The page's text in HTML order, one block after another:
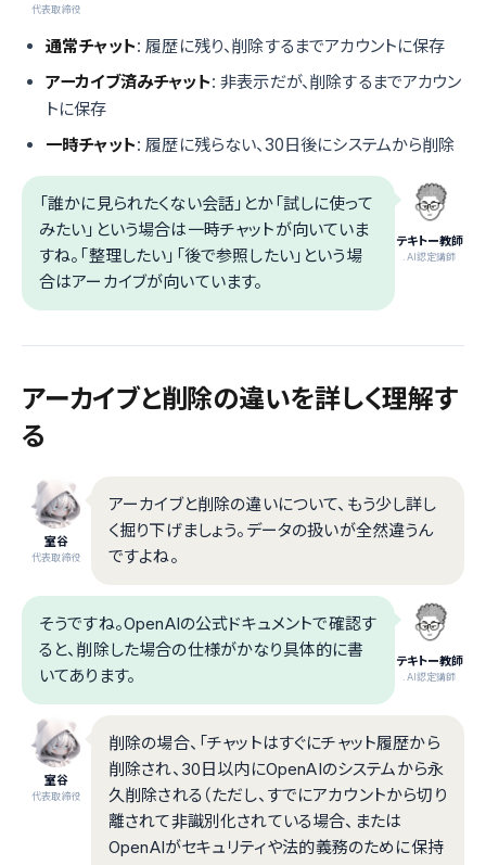
代表取締役
通常チャット: 履歴に残り、削除するまでアカウントに保存
アーカイブ済みチャット: 非表示だが、削除するまでアカウン
トに保存
一時チャット: 履歴に残らない、30日後にシステムから削除
テキトー教師
.AI認定講師
「誰かに見られたくない会話」とか「試しに使って
みたい」という場合は一時チャットが向いていま
すね。「整理したい」「後で参照したい」という場
合はアーカイブが向いています。
アーカイブと削除の違いを詳しく理解す
る
室谷
代表取締役
アーカイブと削除の違いについて、もう少し詳し
く掘り下げましょう。データの扱いが全然違うん
ですよね。
テキトー教師
.AI認定講師
そうですね。OpenAIの公式ドキュメントで確認す
ると、削除した場合の仕様がかなり具体的に書
いてあります。
室谷
代表取締役
削除の場合、「チャットはすぐにチャット履歴から
削除され、30日以内にOpenAIのシステムから永
久削除される（ただし、すでにアカウントから切り
離されて非識別化されている場合、または
OpenAIがセキュリティや法的義務のために保持